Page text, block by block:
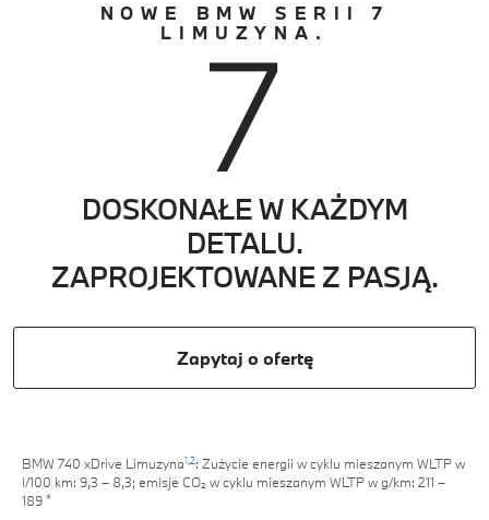
NOWE BMW SERII 7
LIMUZYNA.
7
DOSKONAŁE W KAŻDYM
DETALU.
ZAPROJEKTOWANE Z PASJĄ.
Zapytaj o ofertę
BMW 740 xDrive Limuzyna1,2: Zużycie energii w cyklu mieszanym WLTP w
l/100 km: 9,3 – 8,3; emisje CO₂ w cyklu mieszanym WLTP w g/km: 211 –
189 *
0
1
2
3
4
5
6
0
1
0
1
3